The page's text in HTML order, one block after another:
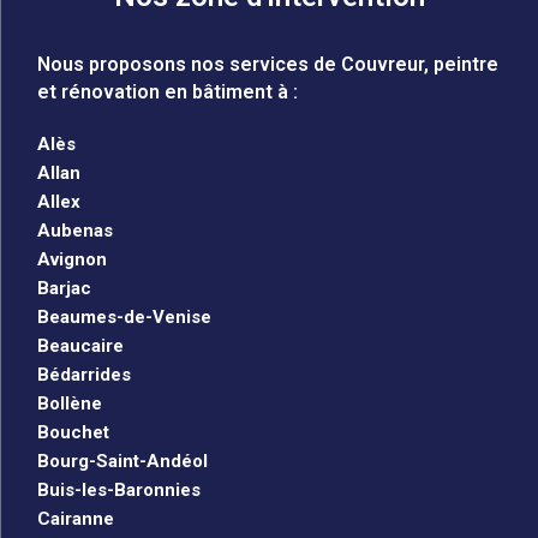
Nous proposons nos services de Couvreur, peintre
et rénovation en bâtiment à :
Alès
Allan
Allex
Aubenas
Avignon
Barjac
Beaumes-de-Venise
Beaucaire
Bédarrides
Bollène
Bouchet
Bourg-Saint-Andéol
Buis-les-Baronnies
Cairanne